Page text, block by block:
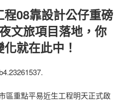
08靠設計公仔重磅
文旅項目落地，你
就在此中！
區重點平易近生工程明天正式啟